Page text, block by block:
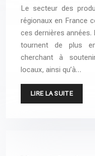
Le secteur des
régionaux en France
ces dernières
tournent de plus
cherchant à
locaux, ainsi qu’à…
LIRE LA SUITE